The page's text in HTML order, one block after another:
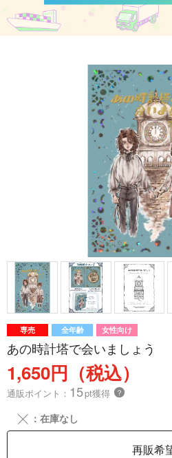
専売 全年齢 女性向け
あの時計塔で会いましょう
1,650円（税込）
通販ポイント： 15pt獲得 ？
╳ ：在庫なし
再販希